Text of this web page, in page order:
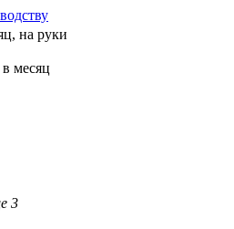
на руки
месяц
3